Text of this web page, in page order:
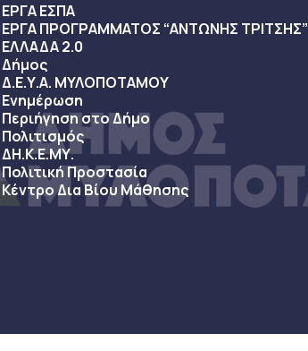
ΕΡΓΑ ΕΣΠΑ
ΕΡΓΑ ΠΡΟΓΡΑΜΜΑΤΟΣ “ΑΝΤΩΝΗΣ ΤΡΙΤΣΗΣ”
ΕΛΛΑΔΑ 2.0
Δήμος
Δ.Ε.Υ.Α. ΜΥΛΟΠΟΤΑΜΟΥ
Ενημέρωση
Περιήγηση στο Δήμο
Πολιτισμός
ΔΗ.Κ.Ε.ΜΥ.
Πολιτική Προστασία
Κέντρο Δια Βίου Μάθησης